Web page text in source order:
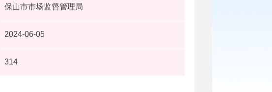
保山市市场监督管理局
2024-06-05
314